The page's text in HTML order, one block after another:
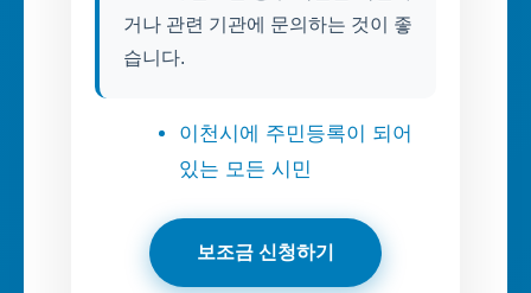
거나 관련 기관에 문의하는 것이 좋
습니다.
이천시에 주민등록이 되어
있는 모든 시민
보조금 신청하기